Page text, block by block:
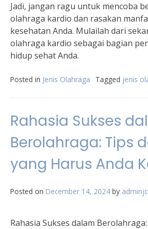
Jadi, jangan ragu untuk mencoba
olahraga kardio dan rasakan
kesehatan Anda. Mulailah dari
olahraga kardio sebagai bagian
hidup sehat Anda.
Posted in Jenis Olahraga Tagged jenis
Rahasia Sukses
Berolahraga: Tips
yang Harus Anda
Posted on December 14, 2024 by
Rahasia Sukses dalam